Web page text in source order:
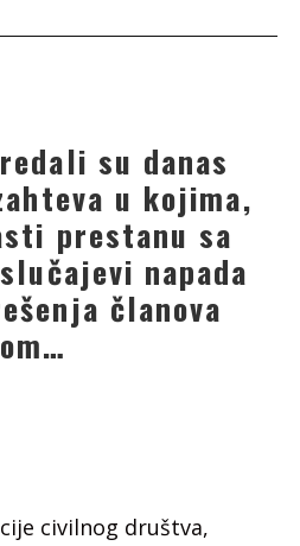
su danas
u kojima,
prestanu sa
napada
članova
civilnog društva,